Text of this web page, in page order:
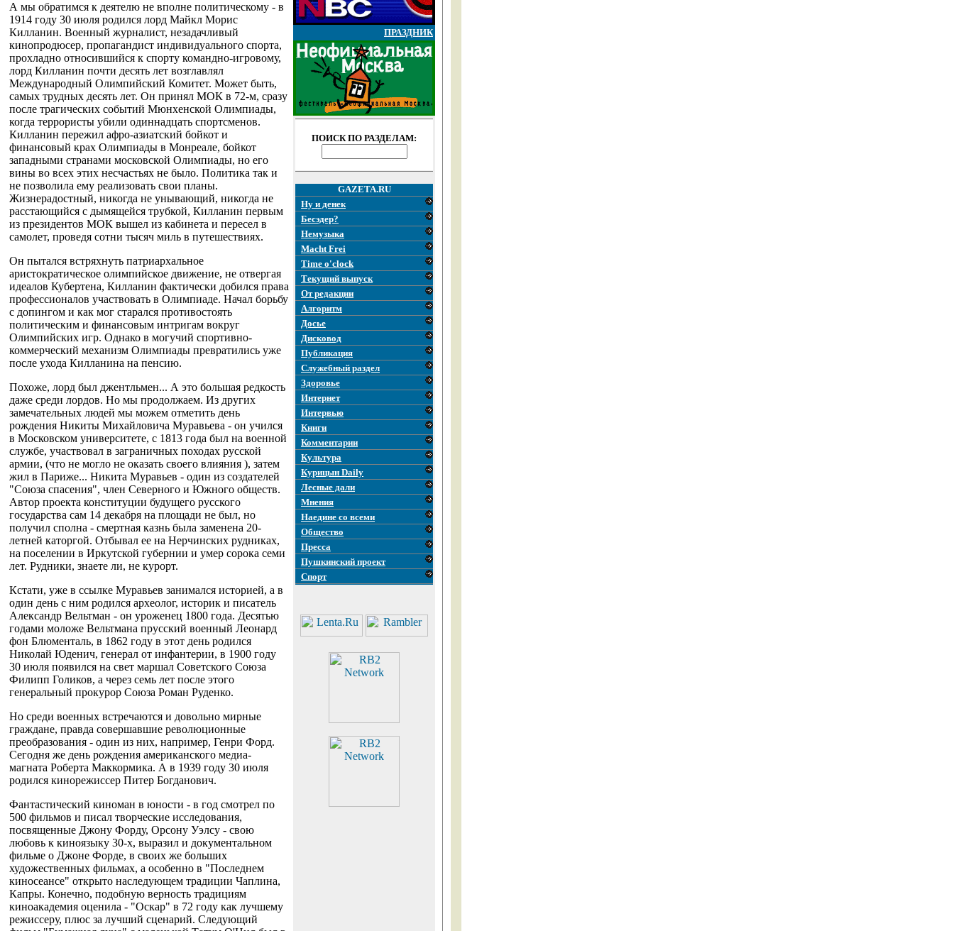
А мы обратимся к деятелю не вполне политическому - в
1914 году 30 июля родился лорд Майкл Морис
Килланин. Военный журналист, незадачливый
кинопродюсер, пропагандист индивидуального спорта,
прохладно относившийся к спорту командно-игровому,
лорд Килланин почти десять лет возглавлял
Международный Олимпийский Комитет. Может быть,
самых трудных десять лет. Он принял МОК в 72-м, сразу
после трагических событий Мюнхенской Олимпиады,
когда террористы убили одиннадцать спортсменов.
Килланин пережил афро-азиатский бойкот и
финансовый крах Олимпиады в Монреале, бойкот
западными странами московской Олимпиады, но его
вины во всех этих несчастьях не было. Политика так и
не позволила ему реализовать свои планы.
Жизнерадостный, никогда не унывающий, никогда не
расстающийся с дымящейся трубкой, Килланин первым
из президентов МОК вышел из кабинета и пересел в
самолет, проведя сотни тысяч миль в путешествиях.
Он пытался встряхнуть патриархальное
аристократическое олимпийское движение, не отвергая
идеалов Кубертена, Килланин фактически добился права
профессионалов участвовать в Олимпиаде. Начал борьбу
с допингом и как мог старался противостоять
политическим и финансовым интригам вокруг
Олимпийских игр. Однако в могучий спортивно-
коммерческий механизм Олимпиады превратились уже
после ухода Килланина на пенсию.
Похоже, лорд был джентльмен... А это большая редкость
даже среди лордов. Но мы продолжаем. Из других
замечательных людей мы можем отметить день
рождения Никиты Михайловича Муравьева - он учился
в Московском университете, с 1813 года был на военной
службе, участвовал в заграничных походах русской
армии, (что не могло не оказать своего влияния ), затем
жил в Париже... Никита Муравьев - один из создателей
"Союза спасения", член Северного и Южного обществ.
Автор проекта конституции будущего русского
государства сам 14 декабря на площади не был, но
получил сполна - смертная казнь была заменена 20-
летней каторгой. Отбывал ее на Нерчинских рудниках,
на поселении в Иркутской губернии и умер сорока семи
лет. Рудники, знаете ли, не курорт.
Кстати, уже в ссылке Муравьев занимался историей, а в
один день с ним родился археолог, историк и писатель
Александр Вельтман - он уроженец 1800 года. Десятью
годами моложе Вельтмана прусский военный Леонард
фон Блюменталь, в 1862 году в этот день родился
Николай Юденич, генерал от инфантерии, в 1900 году
30 июля появился на свет маршал Советского Союза
Филипп Голиков, а через семь лет после этого
генеральный прокурор Союза Роман Руденко.
Но среди военных встречаются и довольно мирные
граждане, правда совершавшие революционные
преобразования - один из них, например, Генри Форд.
Сегодня же день рождения американского медиа-
магната Роберта Маккормика. А в 1939 году 30 июля
родился кинорежиссер Питер Богданович.
Фантастический киноман в юности - в год смотрел по
500 фильмов и писал творческие исследования,
посвященные Джону Форду, Орсону Уэлсу - свою
любовь к киноязыку 30-х, выразил и документальном
фильме о Джоне Форде, в своих же больших
художественных фильмах, а особенно в "Последнем
киносеансе" открыто наследующем традиции Чаплина,
Капры. Конечно, подобную верность традициям
киноакадемия оценила - "Оскар" в 72 году как лучшему
режиссеру, плюс за лучший сценарий. Следующий
ПРАЗДНИК
ПОИСК ПО РАЗДЕЛАМ:
GAZETA.RU
Ну и денек
Бесэдер?
Немузыка
Macht Frei
Time o'clock
Текущий выпуск
От редакции
Алгоритм
Досье
Дисковод
Публикация
Служебный раздел
Здоровье
Интернет
Интервью
Книги
Комментарии
Культура
Курицын Daily
Лесные дали
Мнения
Наедине со всеми
Общество
Пресса
Пушкинский проект
Спорт